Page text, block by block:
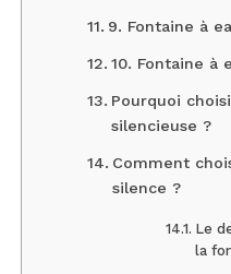
9. Fontaine à
10. Fontaine à
Pourquoi
silencieuse ?
Comment
silence ?
Le
la